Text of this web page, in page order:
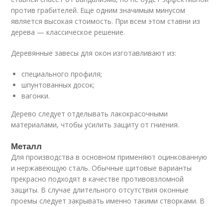
против грабителей. Еще одним значимым минусом
является высокая стоимость. При всем этом ставни из
дерева — классическое решение.
Деревянные завесы для окон изготавливают из:
специального профиля;
шпунтованных досок;
вагонки.
Дерево следует отделывать лакокрасочными
материалами, чтобы усилить защиту от гниения.
Металл
Для производства в основном применяют оцинкованную
и нержавеющую сталь. Обычные щитовые варианты
прекрасно подходят в качестве противовзломной
защиты. В случае длительного отсутствия оконные
проемы следует закрывать именно такими створками. В